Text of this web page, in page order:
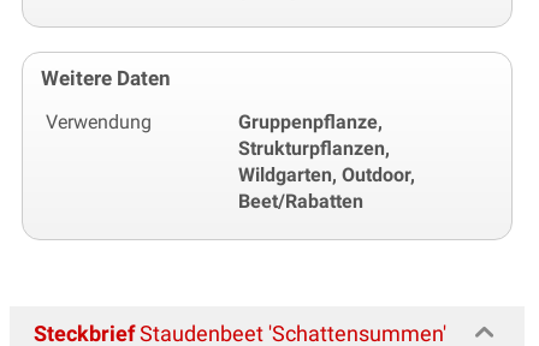
Weitere Daten
Verwendung
Gruppenpflanze,
Strukturpflanzen,
Wildgarten, Outdoor,
Beet/Rabatten
SteckbriefStaudenbeet 'Schattensummen'